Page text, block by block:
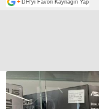
+ DH'yi Favori Kaynağın Yap